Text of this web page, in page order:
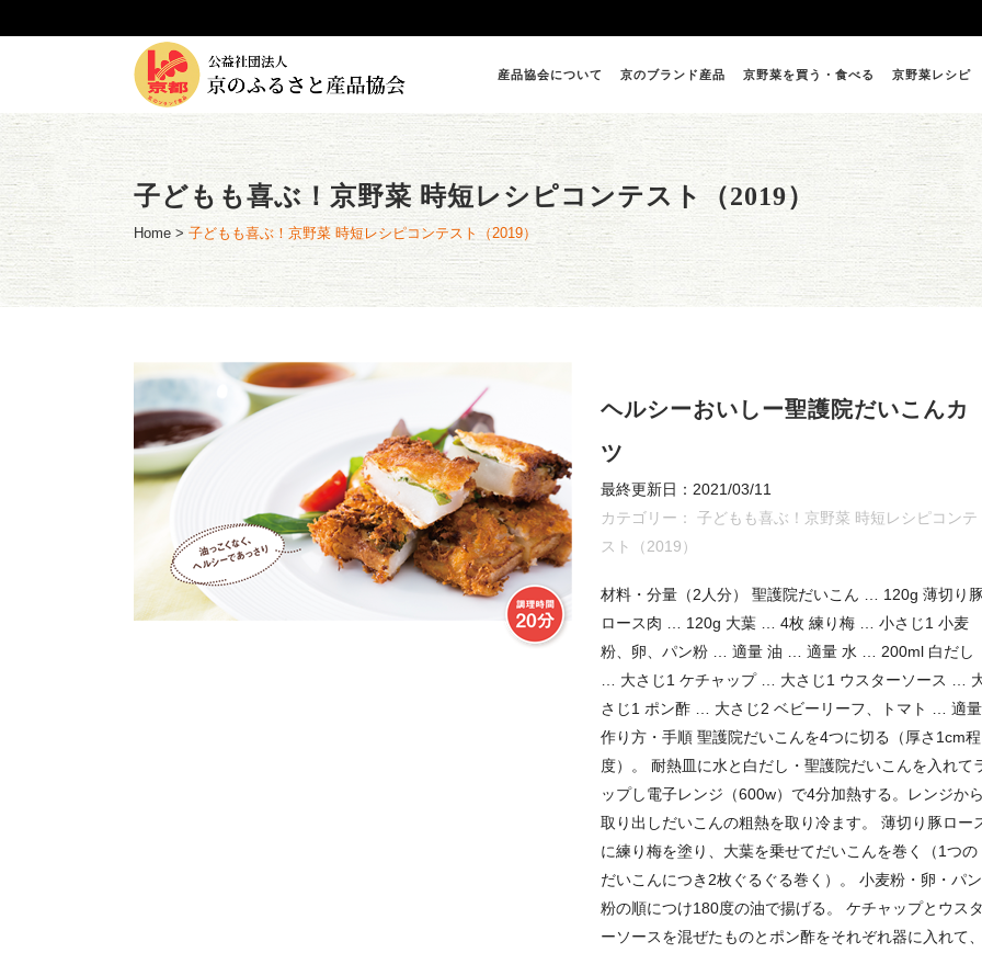
産品協会について 京のブランド産品 京野菜を買う・食べる 京野菜レシピ
子どもも喜ぶ！京野菜 時短レシピコンテスト（2019）
Home > 子どもも喜ぶ！京野菜 時短レシピコンテスト（2019）
ヘルシーおいしー聖護院だいこんカ
ツ
最終更新日：2021/03/11
カテゴリー： 子どもも喜ぶ！京野菜 時短レシピコンテ
スト（2019）
材料・分量（2人分） 聖護院だいこん … 120g 薄切り
ロース肉 … 120g 大葉 … 4枚 練り梅 … 小さじ1 小麦
粉、卵、パン粉 … 適量 油 … 適量 水 … 200ml 白だし
… 大さじ1 ケチャップ … 大さじ1 ウスターソース …
さじ1 ポン酢 … 大さじ2 ベビーリーフ、トマト … 適量
作り方・手順 聖護院だいこんを4つに切る（厚さ1cm程
度）。 耐熱皿に水と白だし・聖護院だいこんを入れて
ップし電子レンジ（600w）で4分加熱する。レンジから
取り出しだいこんの粗熱を取り冷ます。 薄切り豚ロー
に練り梅を塗り、大葉を乗せてだいこんを巻く（1つの
だいこんにつき2枚ぐるぐる巻く）。 小麦粉・卵・パン
粉の順につけ180度の油で揚げる。 ケチャップとウスタ
ーソースを混ぜたものとポン酢をそれぞれ器に入れて、